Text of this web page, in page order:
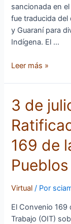
sancionada en
fue traducida del
y Guaraní para
Indígena. El …
territorio
nacional
estaba
ocupado
Pueblos
Leer más »
3 de
169 de
Virtual / Por
El Convenio 169
Trabajo (OIT)
3
de
julio
2001
–
Ratificación
Convenio
169
de